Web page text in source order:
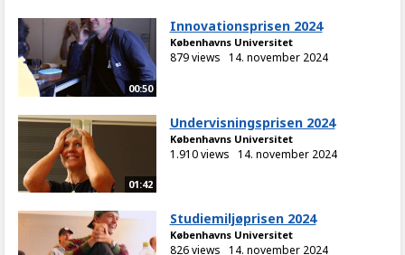
00:50
Innovationsprisen 2024
Københavns Universitet
879 views 14. november 2024
01:42
Undervisningsprisen 2024
Københavns Universitet
1.910 views 14. november 2024
Studiemiljøprisen 2024
Københavns Universitet
826 views 14. november 2024